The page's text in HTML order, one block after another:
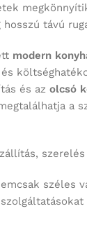
távú
modern
és az olcsó
a
szerelés
széles